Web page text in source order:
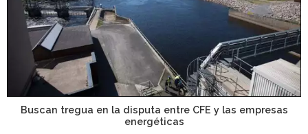
Buscan tregua en la disputa entre CFE y las empresas
energéticas